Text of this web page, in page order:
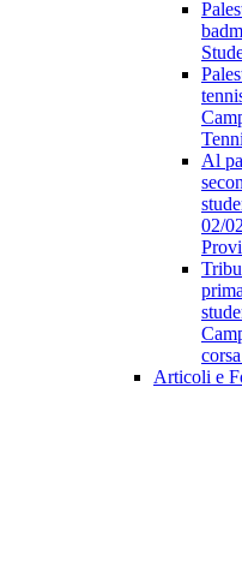
Al
02/
Articoli e